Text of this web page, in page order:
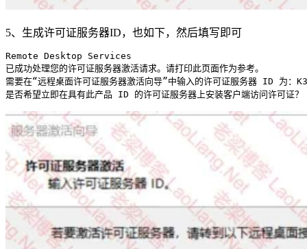
5、生成许可证服务器ID，也如下，然后填写即可
Remote Desktop Services
已成功处理您的许可证服务器激活请求。请打印此页面作为参考。
需要在“远程桌面许可证服务器激活向导”中输入的许可证服务器 ID 为：
是否希望立即在具有此产品 ID 的许可证服务器上安装客户端访问许可